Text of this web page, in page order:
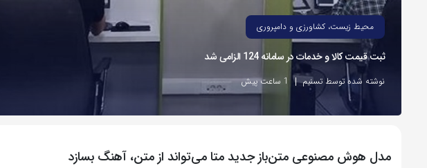
محیط زیست، کشاورزی و دامپروری
ثبت قیمت کالا و خدمات در سامانه 124 الزامی شد
نوشته شده توسط تسنیم 1 ساعت پیش
مدل هوش مصنوعی متن‌باز جدید متا می‌تواند از متن، آهنگ بسازد